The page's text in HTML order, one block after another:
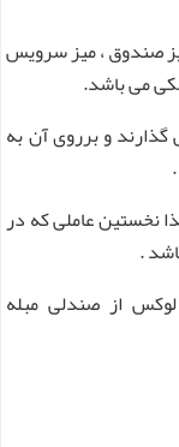
صندوق ، میز سرویس
می باشد.
و برروی آن به
نخستین عاملی که در
.
از صندلی مبله